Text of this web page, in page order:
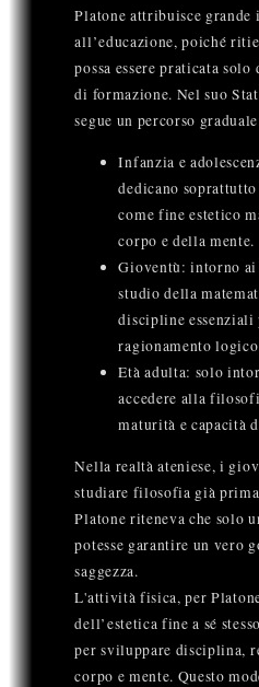
Platone attribuisce grande
all’educazione, poiché
possa essere praticata
di formazione. Nel suo
segue un percorso
Infanzia e
dedicano
come fine estetico
corpo e della mente.
Gioventù: intorno
studio della
discipline
ragionamento
Età adulta: solo
accedere alla
maturità e capacità
Nella realtà ateniese, i
studiare filosofia già
Platone riteneva che solo
potesse garantire un vero
saggezza.
L'attività fisica, per
dell’estetica fine a sé
per sviluppare disciplina,
corpo e mente. Questo